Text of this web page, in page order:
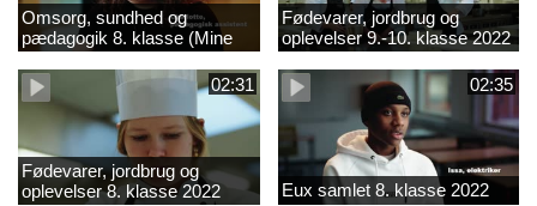
Omsorg, sundhed og
pædagogik 8. klasse (Mine
introkurser) 2022
Fødevarer, jordbrug og
oplevelser 9.-10. klasse 2022
02:31
Fødevarer, jordbrug og
oplevelser 8. klasse 2022
02:35
Eux samlet 8. klasse 2022